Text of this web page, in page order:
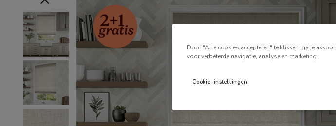
Door "Alle cookies accepteren" te klikken, ga je
voor verbeterde navigatie, analyse en marketing.
Cookie-instellingen